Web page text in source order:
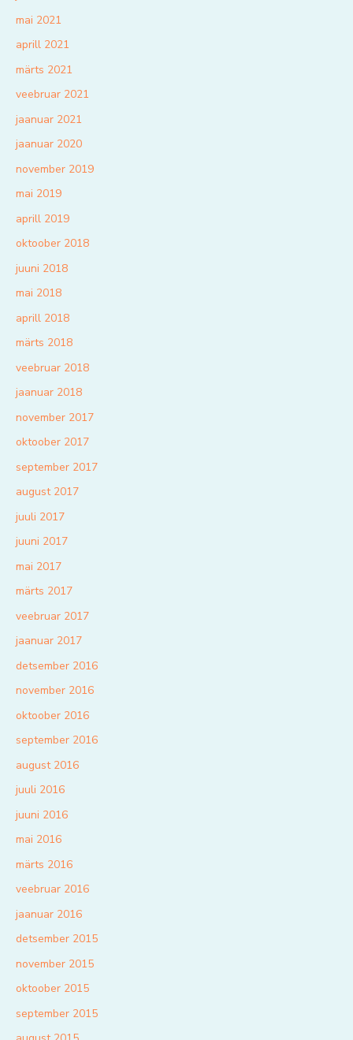
mai 2021
aprill 2021
märts 2021
veebruar 2021
jaanuar 2021
jaanuar 2020
november 2019
mai 2019
aprill 2019
oktoober 2018
juuni 2018
mai 2018
aprill 2018
märts 2018
veebruar 2018
jaanuar 2018
november 2017
oktoober 2017
september 2017
august 2017
juuli 2017
juuni 2017
mai 2017
märts 2017
veebruar 2017
jaanuar 2017
detsember 2016
november 2016
oktoober 2016
september 2016
august 2016
juuli 2016
juuni 2016
mai 2016
märts 2016
veebruar 2016
jaanuar 2016
detsember 2015
november 2015
oktoober 2015
september 2015